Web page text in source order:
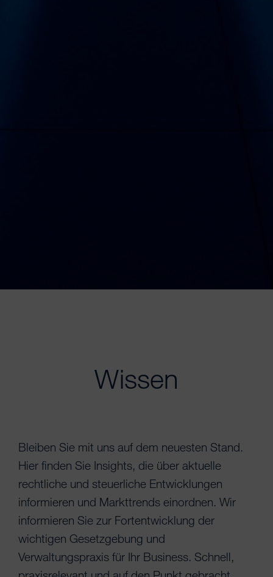
Wissen
Bleiben Sie mit uns auf dem neuesten Stand.
Hier finden Sie Insights, die über aktuelle
rechtliche und steuerliche Entwicklungen
informieren und Markttrends einordnen. Wir
informieren Sie zur Fortentwicklung der
wichtigen Gesetzgebung und
Verwaltungspraxis für Ihr Business. Schnell,